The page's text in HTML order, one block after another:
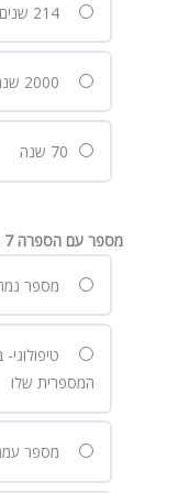
214 שנים
מספר עם הספרה 7 הוא מספר?
מספר
המספרית שלו
מספר